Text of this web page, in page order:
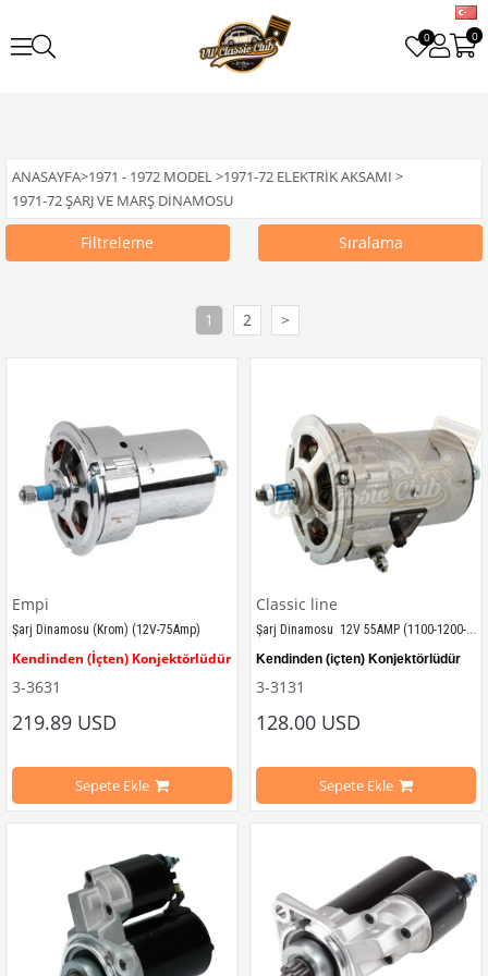
0 0
ANASAYFA>1971 - 1972 MODEL>1971-72 ELEKTRIK AKSAMI >
1971-72 ŞARJ VE MARŞ DINAMOSU
Filtreleme Sıralama
1 2 >
Empi
Şarj Dinamosu (Krom) (12V-75Amp)
Kendinden (İçten) Konjektörlüdür
12 Volt - 75 Amper
1955-1979 Yılları Arasındaki Kaplumbağa Modelleri İle Uyumludur
1950-1967 Yılları Arasındaki T1 Modelleri İle Uyumludur
1968-1979 Yılları Arasındaki T2 Modelleri İle Uyumludur
3-3631
219.89 USD
Sepete Ekle
Classic line
Şarj Dinamosu  12V 55AMP (1100-1200-1300-1302-1303-Karmann-Variant-T1-T2A-T2B)
Kendinden (içten) Konjektörlüdür
55 Amper
Tüm Model Yılları İle Uyumludur
T1-T2 Minibüsler ile Uyumludur
Karmann-Variant Modelleri ile
3-3131
128.00 USD
Sepete Ekle